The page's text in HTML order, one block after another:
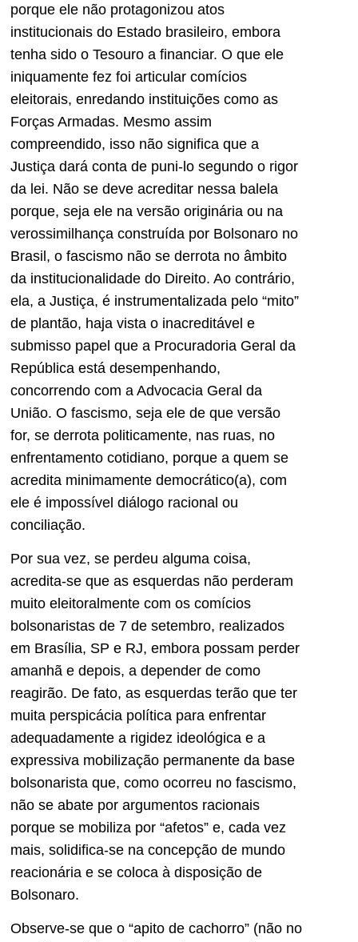
porque ele não protagonizou atos
institucionais do Estado brasileiro, embora
tenha sido o Tesouro a financiar. O que ele
iniquamente fez foi articular comícios
eleitorais, enredando instituições como as
Forças Armadas. Mesmo assim
compreendido, isso não significa que a
Justiça dará conta de puni-lo segundo o rigor
da lei. Não se deve acreditar nessa balela
porque, seja ele na versão originária ou na
verossimilhança construída por Bolsonaro no
Brasil, o fascismo não se derrota no âmbito
da institucionalidade do Direito. Ao contrário,
ela, a Justiça, é instrumentalizada pelo “mito”
de plantão, haja vista o inacreditável e
submisso papel que a Procuradoria Geral da
República está desempenhando,
concorrendo com a Advocacia Geral da
União. O fascismo, seja ele de que versão
for, se derrota politicamente, nas ruas, no
enfrentamento cotidiano, porque a quem se
acredita minimamente democrático(a), com
ele é impossível diálogo racional ou
conciliação.
Por sua vez, se perdeu alguma coisa,
acredita-se que as esquerdas não perderam
muito eleitoralmente com os comícios
bolsonaristas de 7 de setembro, realizados
em Brasília, SP e RJ, embora possam perder
amanhã e depois, a depender de como
reagirão. De fato, as esquerdas terão que ter
muita perspicácia política para enfrentar
adequadamente a rigidez ideológica e a
expressiva mobilização permanente da base
bolsonarista que, como ocorreu no fascismo,
não se abate por argumentos racionais
porque se mobiliza por “afetos” e, cada vez
mais, solidifica-se na concepção de mundo
reacionária e se coloca à disposição de
Bolsonaro.
Observe-se que o “apito de cachorro” (não no